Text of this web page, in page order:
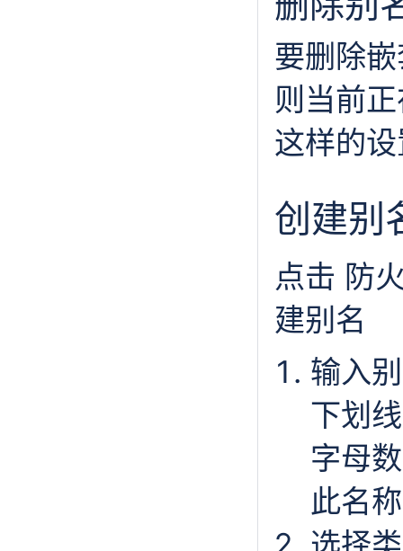
要删除
则当前
这样的
创建别
点击 防
建别名
输入
下划
字母
此名